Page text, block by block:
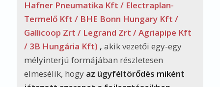
problémákhoz, kihívásokhoz való
hozzáállása, stratégia alkotása, értékesítési
szemlélete! Ezek szolgáltató vállalkozások
számára is rendkívül tanulságosak.
A két kötet mellé készítettem egy
FEJLESZTÉSI ÚTMUTATÓ -munkafüzetet